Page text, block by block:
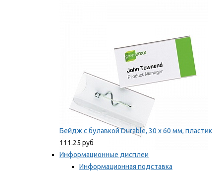
Бейдж с булавкой Durable, 30 х 60 мм, пластик
111.25 руб
Информационные дисплеи
Информационная подставка